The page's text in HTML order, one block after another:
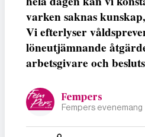
varken saknas
Vi efterlyser
löneutjämnande
arbetsgivare och
Fempers
Fempers evenemang